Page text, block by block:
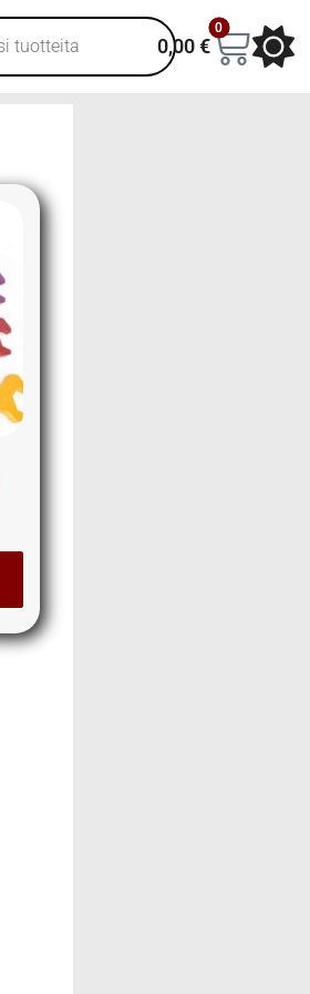
0,00€
0